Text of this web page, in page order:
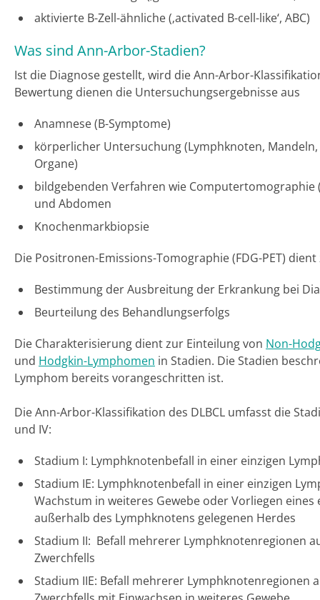
aktivierte B-Zell-ähnliche (‚activated B-cell-like‘, ABC)
Was sind Ann-Arbor-Stadien?
Ist die Diagnose gestellt, wird die Ann-Arbor-
Bewertung dienen die Untersuchungsergebnisse aus
Anamnese (B-Symptome)
körperlicher Untersuchung (Lymphknoten, Mandeln,
Organe)
bildgebenden Verfahren wie Computertomographie
und Abdomen
Knochenmarkbiopsie
Die Positronen-Emissions-Tomographie (FDG-PET)
Bestimmung der Ausbreitung der Erkrankung bei
Beurteilung des Behandlungserfolgs
Die Charakterisierung dient zur Einteilung von Non-
und Hodgkin-Lymphomen in Stadien. Die Stadien
Lymphom bereits vorangeschritten ist.
Die Ann-Arbor-Klassifikation des DLBCL umfasst die
und IV:
Stadium I: Lymphknotenbefall in einer einzigen
Stadium IE: Lymphknotenbefall in einer einzigen
Wachstum in weiteres Gewebe oder Vorliegen
außerhalb des Lymphknotens gelegenen Herdes
Stadium II: Befall mehrerer Lymphknotenregionen
Zwerchfells
Stadium IIE: Befall mehrerer Lymphknotenregionen